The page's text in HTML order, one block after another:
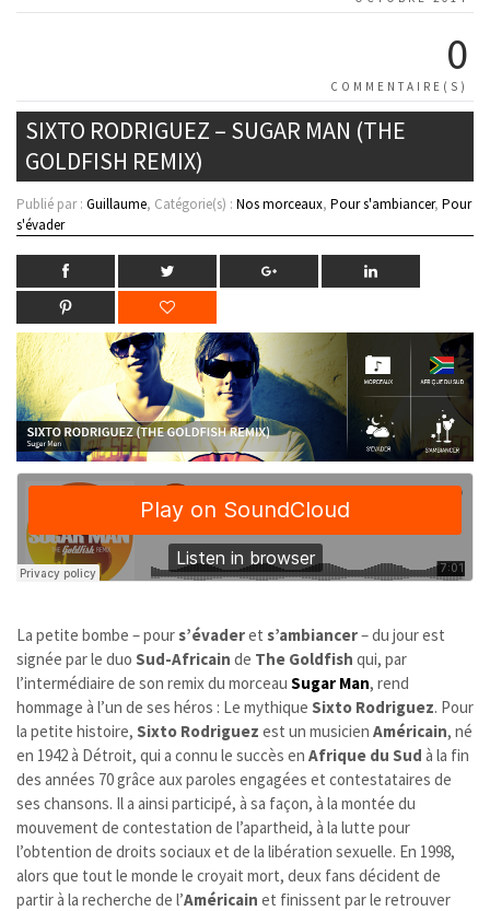
0
COMMENTAIRE(S)
SIXTO RODRIGUEZ – SUGAR MAN (THE
GOLDFISH REMIX)
Publié par : Guillaume, Catégorie(s) : Nos morceaux, Pour s'ambiancer, Pour
s'évader
La petite bombe – pours’évaderet s’ambiancer– du jour est
signée par le duo Sud-Africain de The Goldfish qui, par
l’intermédiaire de son remix du morceau Sugar Man, rend
hommage à l’un de ses héros : Le mythique Sixto Rodriguez. Pour
la petite histoire, Sixto Rodriguez est un musicien Américain, né
en 1942 à Détroit, qui a connu le succès en Afrique du Sud à la fin
des années 70 grâce aux paroles engagées et contestataires de
ses chansons. Il a ainsi participé, à sa façon, à la montée du
mouvement de contestation de l’apartheid, à la lutte pour
l’obtention de droits sociaux et de la libération sexuelle. En 1998,
alors que tout le monde le croyait mort, deux fans décident de
partir à la recherche de l’Américain et finissent par le retrouver